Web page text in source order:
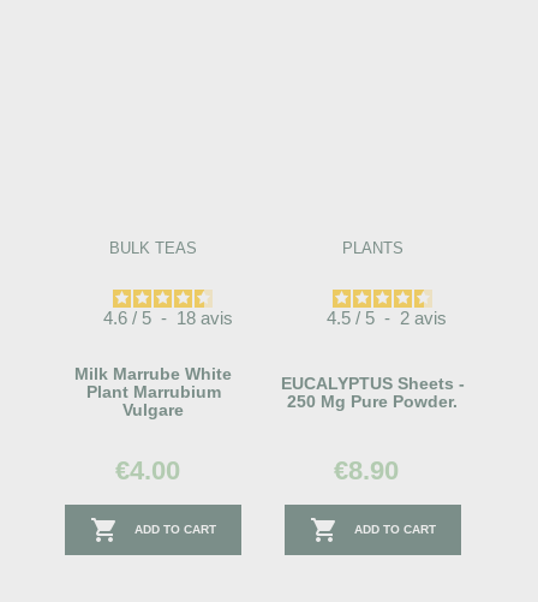
BULK TEAS
4.6 / 5 - 18 avis
Milk Marrube White
Plant Marrubium
Vulgare
€4.00
 ADD TO CART
PLANTS
4.5 / 5 - 2 avis
EUCALYPTUS Sheets -
250 Mg Pure Powder.
€8.90
 ADD TO CART